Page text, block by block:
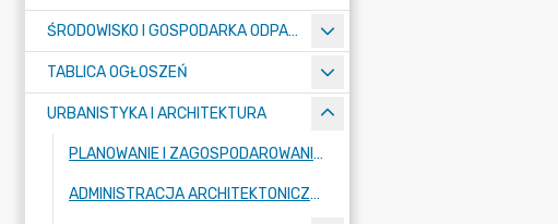
ŚRODOWISKO I GOSPODARKA ODPADAMI
TABLICA OGŁOSZEŃ
URBANISTYKA I ARCHITEKTURA
PLANOWANIE I ZAGOSPODAROWANIE PRZESTRZENNE
ADMINISTRACJA ARCHITEKTONICZNO - BUDOWLANA